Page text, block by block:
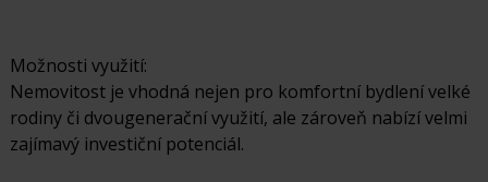
Možnosti využití:
Nemovitost je vhodná nejen pro komfortní bydlení velké
rodiny či dvougenerační využití, ale zároveň nabízí velmi
zajímavý investiční potenciál.